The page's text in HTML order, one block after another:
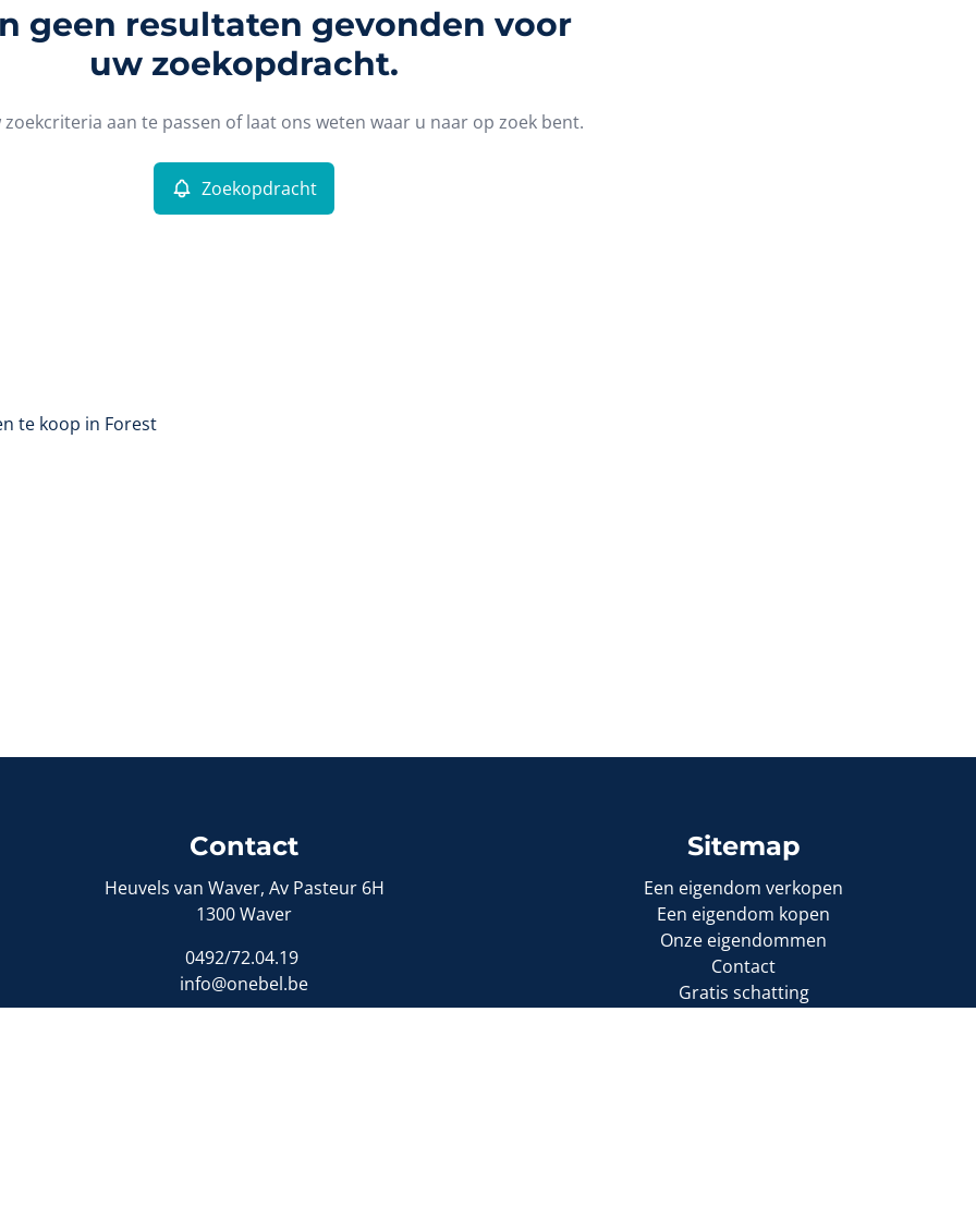
geen resultaten gevonden voor
uw zoekopdracht.
aan te passen of laat ons weten waar u naar op zoek bent.
Zoekopdracht
te koop in Forest
Contact
Heuvels van Waver, Av Pasteur 6H
1300 Waver
0492/72.04.19
info@onebel.be
Sitemap
Een eigendom verkopen
Een eigendom kopen
Onze eigendommen
Contact
Gratis schatting